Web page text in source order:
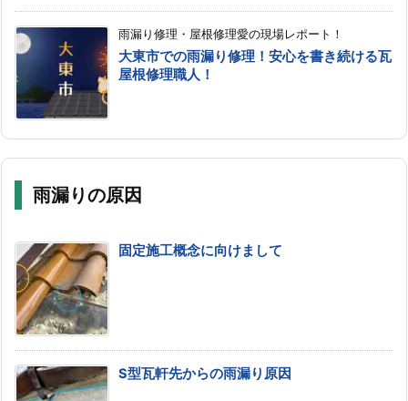
雨漏り修理・屋根修理愛の現場レポート！
大東市での雨漏り修理！安心を書き続ける瓦
屋根修理職人！
雨漏りの原因
固定施工概念に向けまして
S型瓦軒先からの雨漏り原因